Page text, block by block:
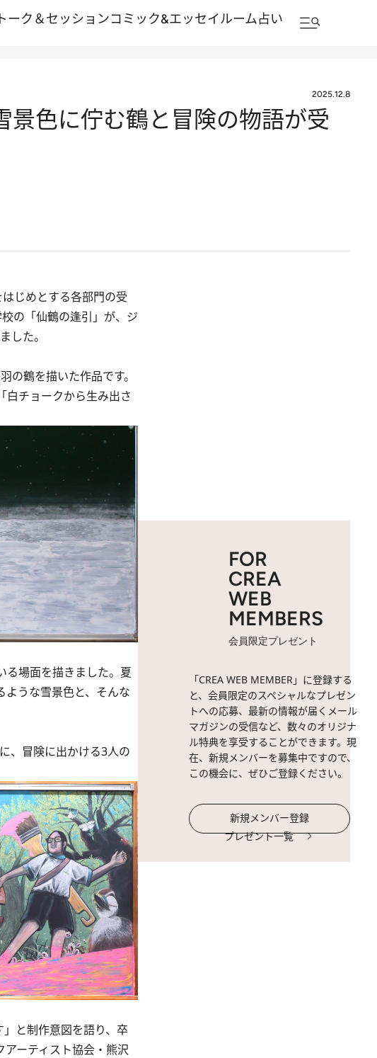
トーク＆セッションコミック&エッセイルーム占い
2025.12.8
景色に佇む鶴と冒険の物語が受
じめとする各部門の受
の「仙鶴の逢引」が、ジ
した。
鶴を描いた作品です。
白チョークから生み出さ
る場面を描きました。夏
うな雪景色と、そんな
、冒険に出かける3人の
と制作意図を語り、卒
ーティスト協会・熊沢
FOR
CREA
WEB
MEMBERS
会員限定プレゼント
「CREA WEB MEMBER」に登録する
と、会員限定のスペシャルなプレゼン
トへの応募、最新の情報が届くメール
マガジンの受信など、数々のオリジナ
ル特典を享受することができます。現
在、新規メンバーを募集中ですので、
この機会に、ぜひご登録ください。
新規メンバー登録
プレゼント一覧